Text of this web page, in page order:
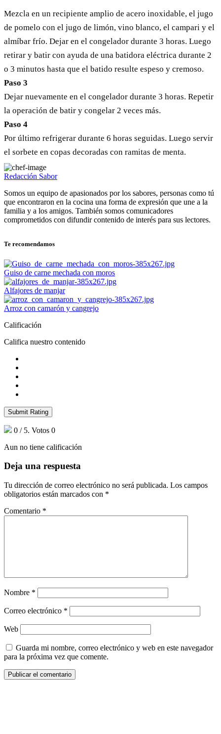
Mezcla en un recipiente amplio de acero inoxidable, el jugo
de pomelo con el jugo de limón, vino blanco, el campari y el
almíbar frío. Dejar en el congelador durante 3 horas. Luego
retirar y batir con ayuda de una batidora eléctrica durante 2
o 3 minutos hasta que el batido resulte espeso y cremoso.
Paso 3
Dejar nuevamente en el congelador durante 3 horas. Repetir
la operación de batir y congelar 2 veces más.
Paso 4
Por último refrigerar durante 6 horas seguidas. Luego servir
el sorbete en copas decoradas con ramitas de menta.
Redacción Sabor
Somos un equipo de apasionados por los sabores, personas como tú
que encontraron en la cocina una forma de expresión que une a la
familia y a los amigos. También somos comunicadores
comprometidos con difundir contenido de interés para sus lectores.
Te recomendamos
Guiso de carne mechada con moros
Alfajores de manjar
Arroz con camarón y cangrejo
Calificación
Califica nuestro contenido
Submit Rating
0 / 5. Votos 0
Aun no tiene calificación
Deja una respuesta
Tu dirección de correo electrónico no será publicada. Los campos
obligatorios están marcados con *
Comentario *
Nombre *
Correo electrónico *
Web
Guarda mi nombre, correo electrónico y web en este navegador
para la próxima vez que comente.